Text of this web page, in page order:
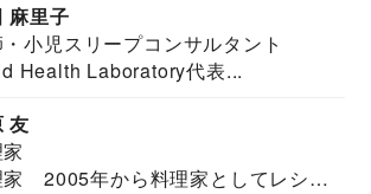
麻里子
小児スリープコンサルタント
Health Laboratory代表...
友
家 2005年から料理家としてレシピ